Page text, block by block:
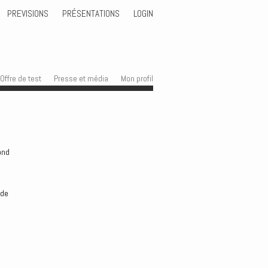
PREVISIONS PRÉSENTATIONS LOGIN
Offre de test Presse et média Mon profil